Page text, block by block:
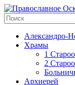
Skip
to
content
Православное
Осколье
Информационный
митрополичий
Александро-
Храмы
1
2
Архиерей